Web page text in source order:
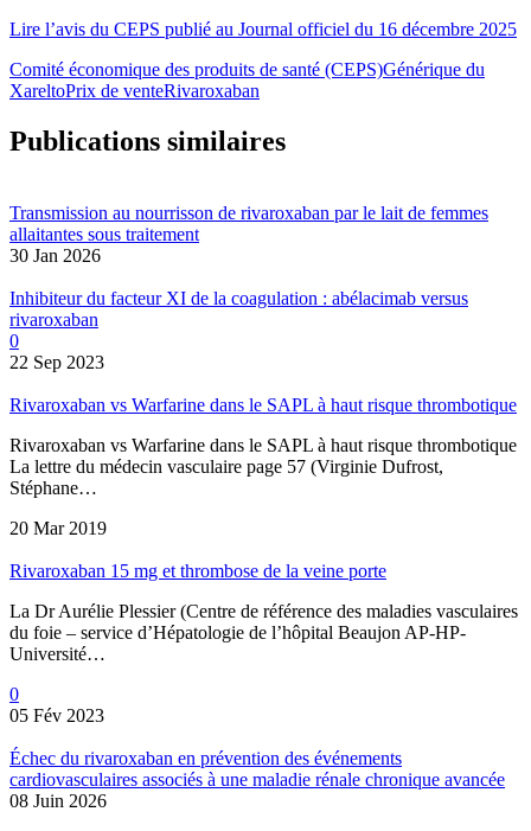
Lire l’avis du CEPS publié au Journal officiel du 16 décembre 2025
Comité économique des produits de santé (CEPS)Générique du
XareltoPrix de venteRivaroxaban
Publications similaires
Transmission au nourrisson de rivaroxaban par le lait de femmes
allaitantes sous traitement
30 Jan 2026
Inhibiteur du facteur XI de la coagulation : abélacimab versus
rivaroxaban
0
22 Sep 2023
Rivaroxaban vs Warfarine dans le SAPL à haut risque thrombotique
Rivaroxaban vs Warfarine dans le SAPL à haut risque thrombotique
La lettre du médecin vasculaire page 57 (Virginie Dufrost,
Stéphane…
20 Mar 2019
Rivaroxaban 15 mg et thrombose de la veine porte
La Dr Aurélie Plessier (Centre de référence des maladies vasculaires
du foie – service d’Hépatologie de l’hôpital Beaujon AP-HP-
Université…
0
05 Fév 2023
Échec du rivaroxaban en prévention des événements
cardiovasculaires associés à une maladie rénale chronique avancée
08 Juin 2026